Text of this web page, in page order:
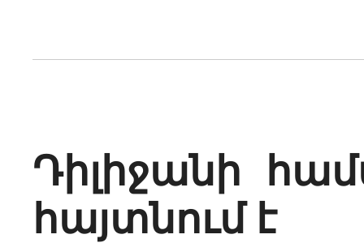
Դիլիջանի
հայտնում է